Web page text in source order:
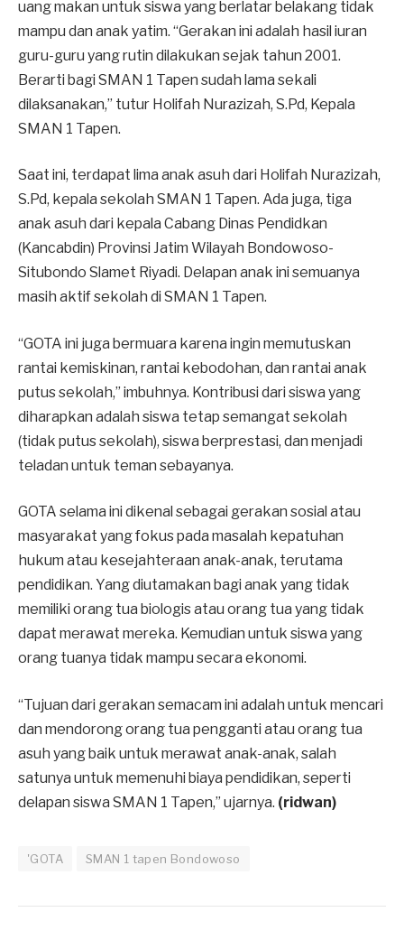
uang makan untuk siswa yang berlatar belakang tidak
mampu dan anak yatim. “Gerakan ini adalah hasil iuran
guru-guru yang rutin dilakukan sejak tahun 2001.
Berarti bagi SMAN 1 Tapen sudah lama sekali
dilaksanakan,” tutur Holifah Nurazizah, S.Pd, Kepala
SMAN 1 Tapen.
Saat ini, terdapat lima anak asuh dari Holifah Nurazizah,
S.Pd, kepala sekolah SMAN 1 Tapen. Ada juga, tiga
anak asuh dari kepala Cabang Dinas Pendidkan
(Kancabdin) Provinsi Jatim Wilayah Bondowoso-
Situbondo Slamet Riyadi. Delapan anak ini semuanya
masih aktif sekolah di SMAN 1 Tapen.
“GOTA ini juga bermuara karena ingin memutuskan
rantai kemiskinan, rantai kebodohan, dan rantai anak
putus sekolah,” imbuhnya. Kontribusi dari siswa yang
diharapkan adalah siswa tetap semangat sekolah
(tidak putus sekolah), siswa berprestasi, dan menjadi
teladan untuk teman sebayanya.
GOTA selama ini dikenal sebagai gerakan sosial atau
masyarakat yang fokus pada masalah kepatuhan
hukum atau kesejahteraan anak-anak, terutama
pendidikan. Yang diutamakan bagi anak yang tidak
memiliki orang tua biologis atau orang tua yang tidak
dapat merawat mereka. Kemudian untuk siswa yang
orang tuanya tidak mampu secara ekonomi.
“Tujuan dari gerakan semacam ini adalah untuk mencari
dan mendorong orang tua pengganti atau orang tua
asuh yang baik untuk merawat anak-anak, salah
satunya untuk memenuhi biaya pendidikan, seperti
delapan siswa SMAN 1 Tapen,” ujarnya. (ridwan)
'GOTA SMAN 1 tapen Bondowoso